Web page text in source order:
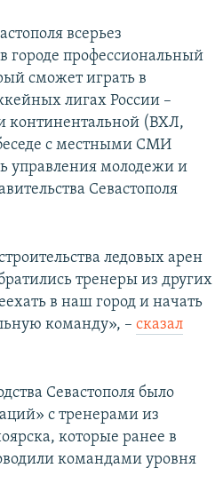
всерьез
городе профессиональный
сможет играть в
лигах России –
(ВХЛ,
с местными СМИ
управления молодежи и
Севастополя
ледовых арен
тренеры из других
в наш город и начать
команду», – сказал
Севастополя было
с тренерами из
которые ранее в
командами уровня